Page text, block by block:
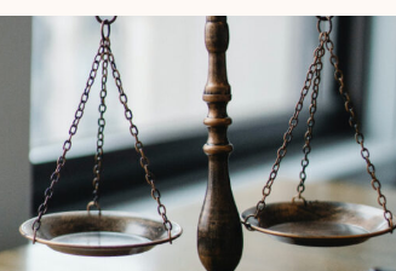
ΟΙ ΠΕΛΆΤΕΣ ΜΑΣ
ΤΑ ΆΡΘΡΑ ΜΑΣ
GR